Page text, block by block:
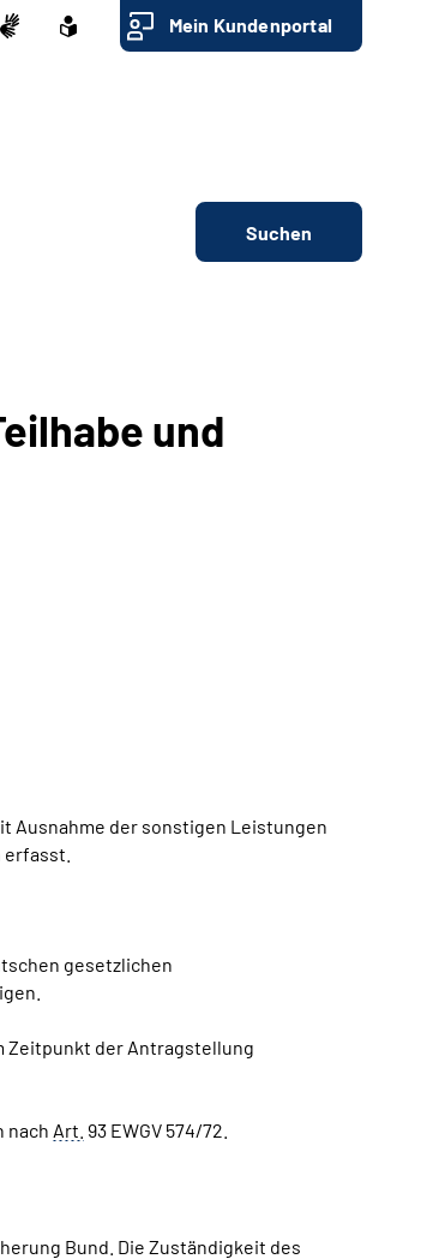
Mein Kundenportal
Suchen
und
Ausnahme der sonstigen Leistungen
gesetzlichen
Zeitpunkt der Antragstellung
nach Art. 93 EWGV 574/72.
Bund. Die Zuständigkeit des